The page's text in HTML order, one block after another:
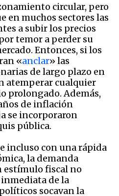
circular, pero
en muchos sectores las
a subir los precios
temor a perder su
Entonces, si los
«anclar» las
de largo plazo en
atemperar cualquier
prolongado. Además,
de inflación
se incorporaron
pública.
incluso con una rápida
la demanda
estímulo fiscal no
de la
socavan la